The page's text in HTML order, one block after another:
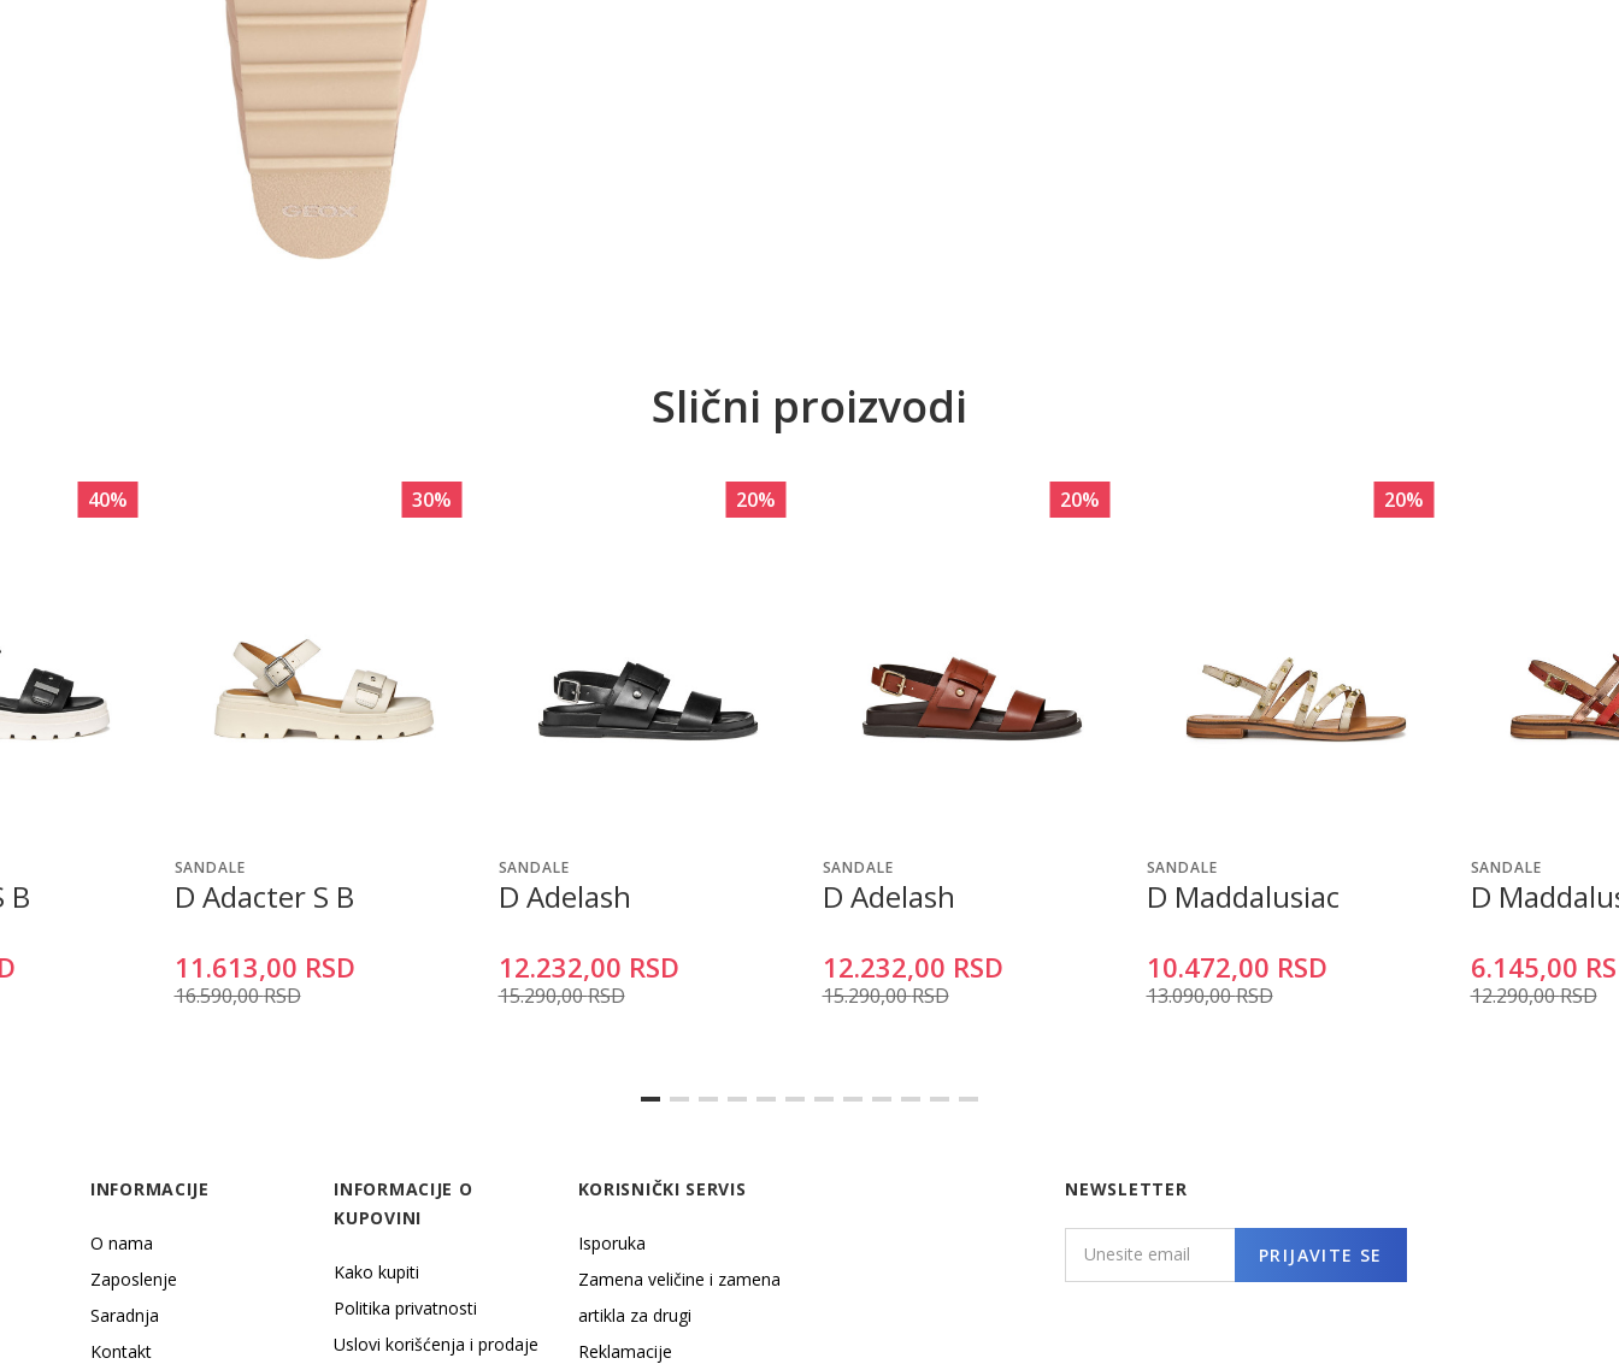
Slični proizvodi
40%
B
30%
SANDALE
D Adacter S B
11.613,00 RSD
16.590,00RSD
20%
SANDALE
D Adelash
12.232,00 RSD
15.290,00RSD
20%
SANDALE
D Adelash
12.232,00 RSD
15.290,00RSD
20%
SANDALE
D Maddalusiac
10.472,00 RSD
13.090,00RSD
SANDALE
D
6.145,00
12.290,00RSD
INFORMACIJE
O nama
Zaposlenje
Saradnja
Kontakt
INFORMACIJE O
KUPOVINI
Kako kupiti
Politika privatnosti
Uslovi korišćenja i prodaje
KORISNIČKI SERVIS
Isporuka
Zamena veličine i zamena
artikla za drugi
Reklamacije
NEWSLETTER
PRIJAVITE SE